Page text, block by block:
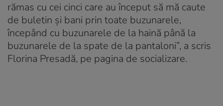
rămas cu cei cinci care au început să mă caute
de buletin şi bani prin toate buzunarele,
începând cu buzunarele de la haină până la
buzunarele de la spate de la pantaloni”, a scris
Florina Presadă, pe pagina de socializare.